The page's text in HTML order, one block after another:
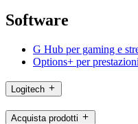
Software
G Hub per gaming e
Options+ per
Logitech
Acquista prodotti